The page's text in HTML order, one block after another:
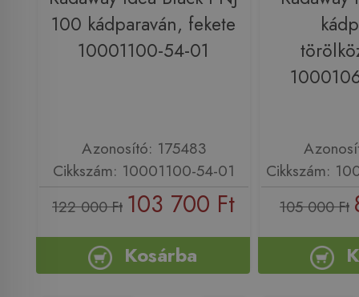
100 kádparaván, fekete
10001100-54-01
Azonosító: 175483
Cikkszám: 10001100-54-01
122 000 Ft 103 700 Ft
Kosárba
Cikkszám:
105 000 Ft